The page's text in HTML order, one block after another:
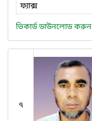
ফ্যাক্স
ভিকার্ড ডাউনলোড করুন
৭